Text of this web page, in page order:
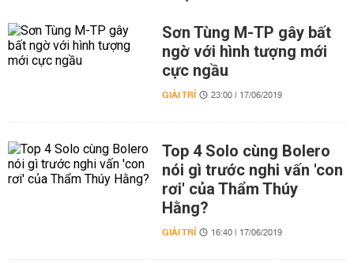
Sơn Tùng M-TP gây bất
ngờ với hình tượng mới
cực ngầu
GIẢI TRÍ 23:00 | 17/06/2019
Top 4 Solo cùng Bolero
nói gì trước nghi vấn 'con
rơi' của Thẩm Thúy
Hằng?
GIẢI TRÍ 16:40 | 17/06/2019